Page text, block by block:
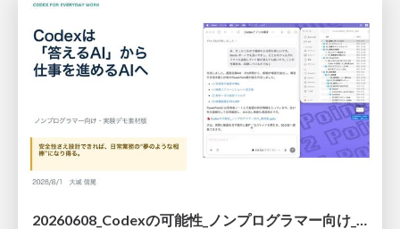
20260608_Codexの可能性_ノンプログラマー向け_大城追記